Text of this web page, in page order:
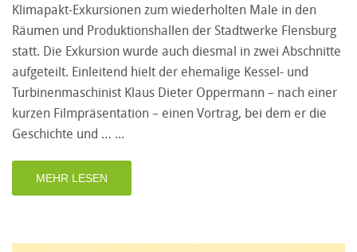
Klimapakt-Exkursionen zum wiederholten Male in den
Räumen und Produktionshallen der Stadtwerke Flensburg
statt. Die Exkursion wurde auch diesmal in zwei Abschnitte
aufgeteilt. Einleitend hielt der ehemalige Kessel- und
Turbinenmaschinist Klaus Dieter Oppermann – nach einer
kurzen Filmpräsentation – einen Vortrag, bei dem er die
Geschichte und …
MEHR LESEN